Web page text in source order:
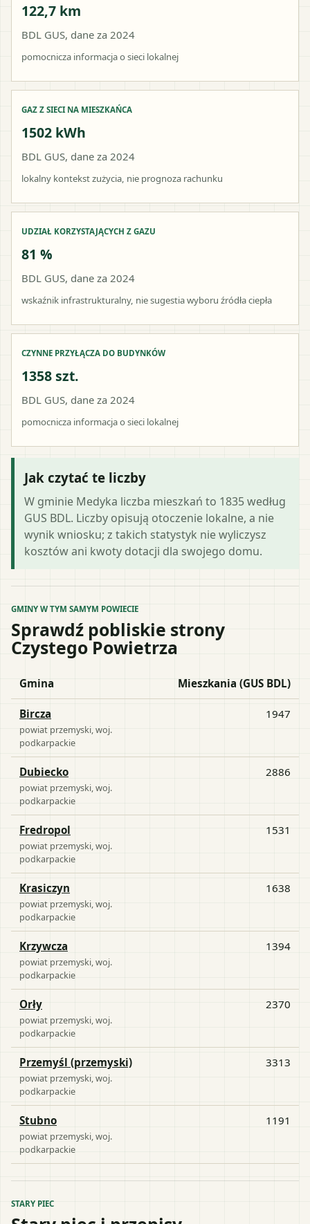
122,7 km
BDL GUS, dane za 2024
pomocnicza informacja o sieci lokalnej
GAZ Z SIECI NA MIESZKAŃCA
1502 kWh
BDL GUS, dane za 2024
lokalny kontekst zużycia, nie prognoza rachunku
UDZIAŁ KORZYSTAJĄCYCH Z GAZU
81 %
BDL GUS, dane za 2024
wskaźnik infrastrukturalny, nie sugestia wyboru źródła ciepła
CZYNNE PRZYŁĄCZA DO BUDYNKÓW
1358 szt.
BDL GUS, dane za 2024
pomocnicza informacja o sieci lokalnej
Jak czytać te liczby
W gminie Medyka liczba mieszkań to 1835 według
GUS BDL. Liczby opisują otoczenie lokalne, a nie
wynik wniosku; z takich statystyk nie wyliczysz
kosztów ani kwoty dotacji dla swojego domu.
GMINY W TYM SAMYM POWIECIE
Sprawdź pobliskie strony
Czystego Powietrza
Gmina Mieszkania (GUS BDL)
Bircza
powiat przemyski , woj.
podkarpackie
1947
Dubiecko
powiat przemyski , woj.
podkarpackie
2886
Fredropol
powiat przemyski , woj.
podkarpackie
1531
Krasiczyn
powiat przemyski , woj.
podkarpackie
1638
Krzywcza
powiat przemyski , woj.
podkarpackie
1394
Orły
powiat przemyski , woj.
podkarpackie
2370
Przemyśl (przemyski)
powiat przemyski , woj.
podkarpackie
3313
Stubno
powiat przemyski , woj.
podkarpackie
1191
STARY PIEC